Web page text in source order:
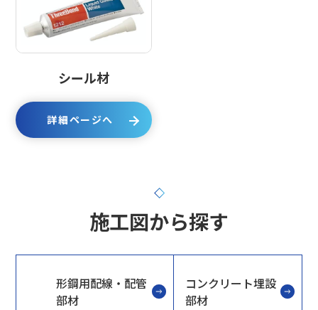
シール材
詳細ページへ
施工図から探す
形鋼用配線・配管
部材
コンクリート埋設
部材